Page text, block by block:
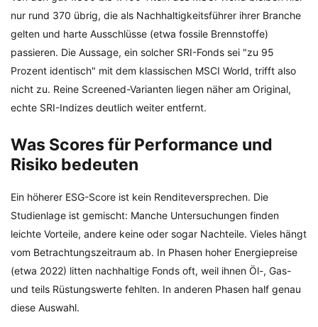
nur rund 370 übrig, die als Nachhaltigkeitsführer ihrer Branche
gelten und harte Ausschlüsse (etwa fossile Brennstoffe)
passieren. Die Aussage, ein solcher SRI-Fonds sei "zu 95
Prozent identisch" mit dem klassischen MSCI World, trifft also
nicht zu. Reine Screened-Varianten liegen näher am Original,
echte SRI-Indizes deutlich weiter entfernt.
Was Scores für Performance und
Risiko bedeuten
Ein höherer ESG-Score ist kein Renditeversprechen. Die
Studienlage ist gemischt: Manche Untersuchungen finden
leichte Vorteile, andere keine oder sogar Nachteile. Vieles hängt
vom Betrachtungszeitraum ab. In Phasen hoher Energiepreise
(etwa 2022) litten nachhaltige Fonds oft, weil ihnen Öl-, Gas-
und teils Rüstungswerte fehlten. In anderen Phasen half genau
diese Auswahl.